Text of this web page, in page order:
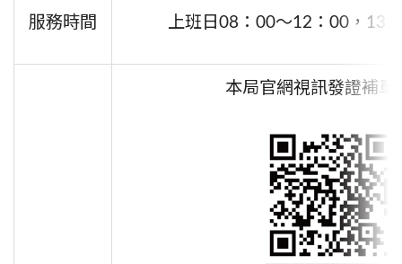
服務時間 上班日 08 ： 00～12 ： 00， 13
本局官網視訊發證補單